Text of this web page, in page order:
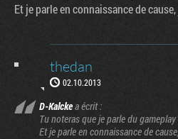
Et je parle en connaissance de
thedan
02.10.2013
D-Kalckea écrit :
Tu noteras que je parle du
Et je parle en connaissance de